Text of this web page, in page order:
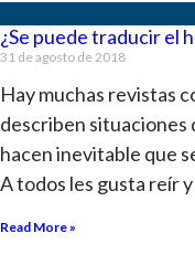
¿Se puede traducir el
31 de agosto de 2018
Hay muchas revistas
describen situaciones
hacen inevitable que
A todos les gusta reír
Read More »